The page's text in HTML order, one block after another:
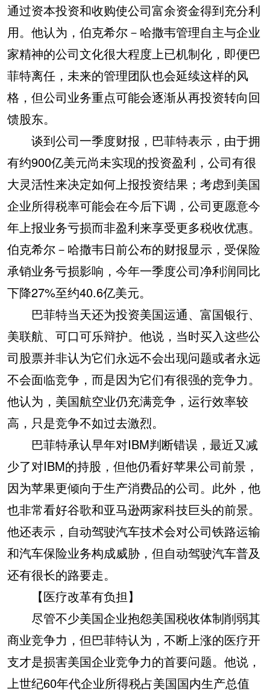
通过资本投资和收购使公司富余资金得到充分利
用。他认为，伯克希尔－哈撒韦管理自主与企业
家精神的公司文化很大程度上已机制化，即便巴
菲特离任，未来的管理团队也会延续这样的风
格，但公司业务重点可能会逐渐从再投资转向回
馈股东。
谈到公司一季度财报，巴菲特表示，由于拥
有约900亿美元尚未实现的投资盈利，公司有很
大灵活性来决定如何上报投资结果；考虑到美国
企业所得税率可能会在今后下调，公司更愿意今
年上报业务亏损而非盈利来享受更多税收优惠。
伯克希尔－哈撒韦日前公布的财报显示，受保险
承销业务亏损影响，今年一季度公司净利润同比
下降27%至约40.6亿美元。
巴菲特当天还为投资美国运通、富国银行、
美联航、可口可乐辩护。他说，当时买入这些公
司股票并非认为它们永远不会出现问题或者永远
不会面临竞争，而是因为它们有很强的竞争力。
他认为，美国航空业仍充满竞争，运行效率较
高，只是竞争不如过去激烈。
巴菲特承认早年对IBM判断错误，最近又减
少了对IBM的持股，但他仍看好苹果公司前景，
因为苹果更倾向于生产消费品的公司。此外，他
也非常看好谷歌和亚马逊两家科技巨头的前景。
他还表示，自动驾驶汽车技术会对公司铁路运输
和汽车保险业务构成威胁，但自动驾驶汽车普及
还有很长的路要走。
【医疗改革有负担】
尽管不少美国企业抱怨美国税收体制削弱其
商业竞争力，但巴菲特认为，不断上涨的医疗开
支才是损害美国企业竞争力的首要问题。他说，
上世纪60年代企业所得税占美国国内生产总值